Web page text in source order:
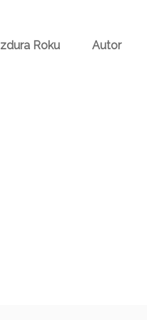
Roku Autor